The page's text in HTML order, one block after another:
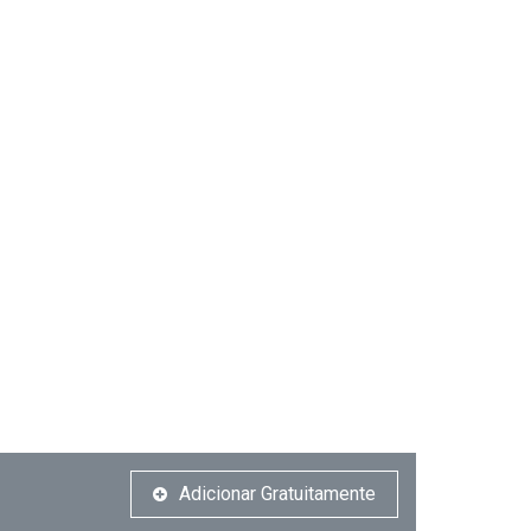
Adicionar Gratuitamente